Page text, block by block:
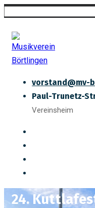
vorstand@mv-
Paul-Trunetz-
Vereinsheim
24.